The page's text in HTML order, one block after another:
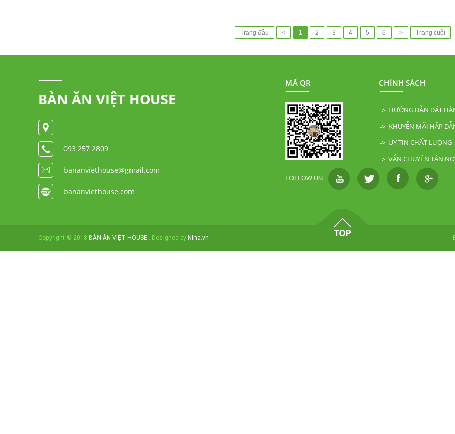
Trang đầu < 1 2 3 4 5 6 > Trang cuối
BÀN ĂN VIỆT HOUSE
093 257 2809
bananviethouse@gmail.com
bananviethouse.com
MÃ QR CHÍNH SÁCH
HƯỚNG DẪN ĐẶT
KHUYỄN MÃI HẤP
UY TIN CHẤT LƯỢNG
VẪN CHUYỆN TẬN
FOLLOW US:
Copyright © 2018 BÀN ĂN VIỆT HOUSE . Designed by Nina.vn